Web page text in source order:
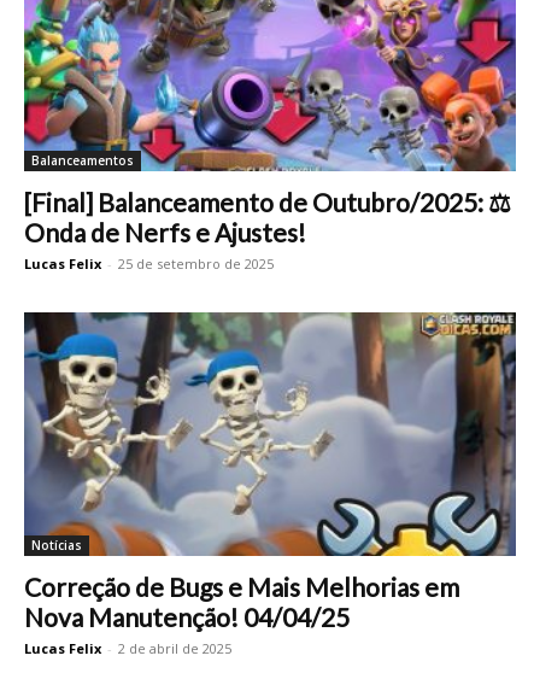
Balanceamentos
[Final] Balanceamento de Outubro/2025: ⚖️
Onda de Nerfs e Ajustes!
Lucas Felix - 25 de setembro de 2025
Notícias
Correção de Bugs e Mais Melhorias em
Nova Manutenção! 04/04/25
Lucas Felix - 2 de abril de 2025